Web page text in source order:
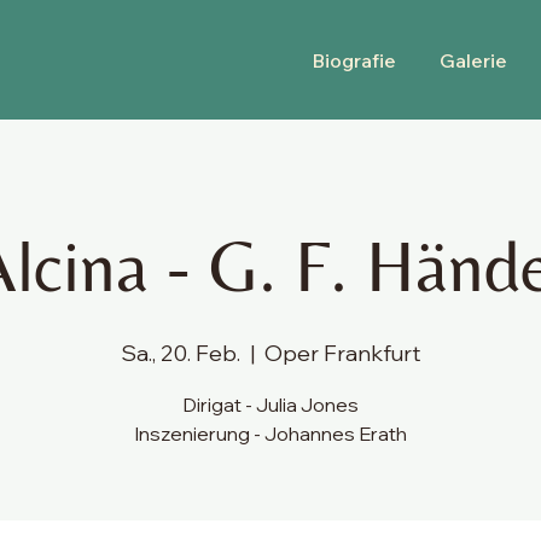
- G. F.
Sa., 20. Feb.
  |
Oper Frankfurt
Dirigat - Julia Jones
Inszenierung - Johannes Erath
Biografie Galerie